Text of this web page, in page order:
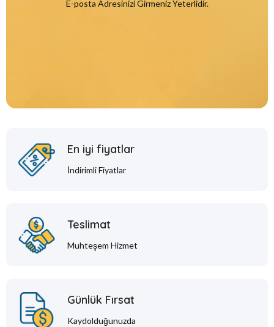
E-posta Adresinizi Girmeniz Yeterlidir.
En iyi fiyatlar
İndirimli Fiyatlar
Teslimat
Muhteşem Hizmet
Günlük Fırsat
Kaydolduğunuzda